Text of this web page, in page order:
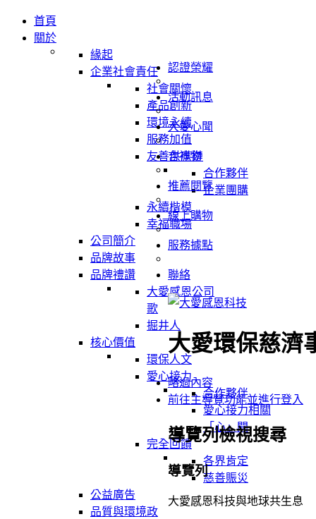
首頁
關於
緣起
企業社會責任
社會關懷
產品創新
環境永續
服務加值
友善供應鏈
合作夥伴
企業團購
永續楷模
幸福職場
公司簡介
品牌故事
品牌禮讚
大愛感恩公司
歌
掘井人
核心價值
環保人文
愛心接力
合作夥伴
愛心接力相關
「心」聞
完全回饋
各界肯定
慈善賑災
公益廣告
品質與環境政
認證榮耀
活動訊息
大愛心聞
吉祥物
推薦閱覽
線上購物
服務據點
聯絡
大愛環保慈濟
略過內容
前往主導覽功能並進行登入
導覽列檢視搜尋
導覽列
大愛感恩科技與地球共生息